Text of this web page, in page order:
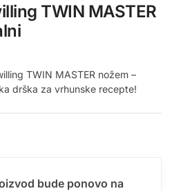
TWIN MASTER
TWIN MASTER nožem –
drška za vrhunske recepte!
bude ponovo na